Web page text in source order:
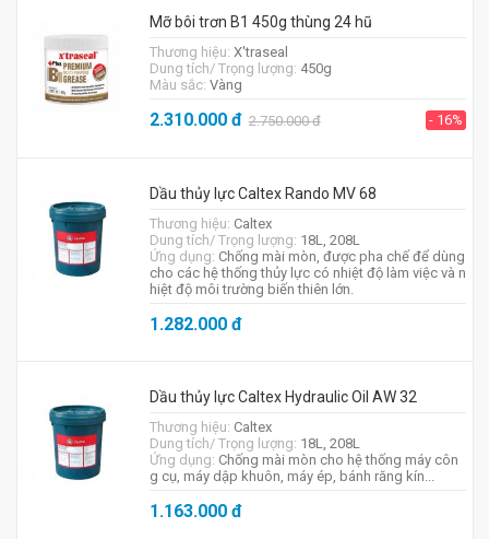
Mỡ bôi trơn B1 450g thùng 24 hũ
Thương hiệu: X'traseal
Dung tích/ Trọng lượng: 450g
Màu sắc: Vàng
2.310.000đ 2.750.000đ - 16%
Dầu thủy lực Caltex Rando MV 68
Thương hiệu: Caltex
Dung tích/ Trọng lượng: 18L, 208L
Ứng dụng: Chống mài mòn, được pha chế để dùng
cho các hệ thống thủy lực có nhiệt độ làm việc và n
hiệt độ môi trường biến thiên lớn.
1.282.000đ
Dầu thủy lực Caltex Hydraulic Oil AW 32
Thương hiệu: Caltex
Dung tích/ Trọng lượng: 18L, 208L
Ứng dụng: Chống mài mòn cho hệ thống máy côn
g cụ, máy dập khuôn, máy ép, bánh răng kín...
1.163.000đ